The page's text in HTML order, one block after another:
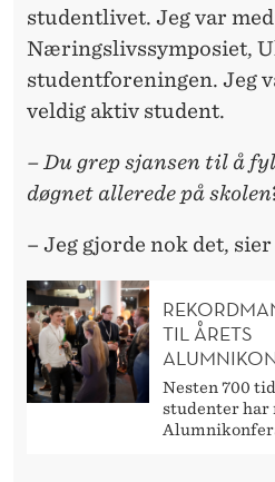
studentlivet. Jeg var
Næringslivssymposiet,
studentforeningen. Jeg
veldig aktiv student.
– Du grep sjansen til å
døgnet allerede på
– Jeg gjorde nok det,
TIL ÅRETS
Nesten 700
studenter har